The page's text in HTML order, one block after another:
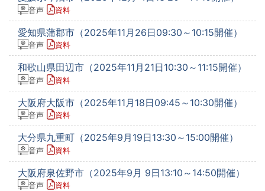
音声 資料
愛知県蒲郡市（2025年11月26日09:30～10:15開催）
音声 資料
和歌山県田辺市（2025年11月21日10:30～11:15開催）
音声 資料
大阪府大阪市（2025年11月18日09:45～10:30開催）
音声 資料
大分県九重町（2025年9月19日13:30～15:00開催）
音声 資料
大阪府泉佐野市（2025年9月 9日13:10～14:50開催）
音声 資料